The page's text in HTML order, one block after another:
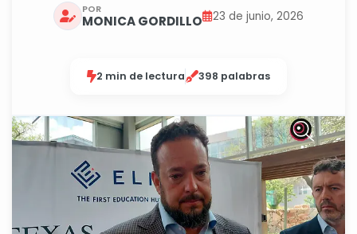
POR
MONICA GORDILLO 23 de junio, 2026
2 min de lectura 398 palabras